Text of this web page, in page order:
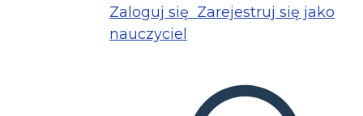
Zaloguj się Zarejestruj się jako
nauczyciel